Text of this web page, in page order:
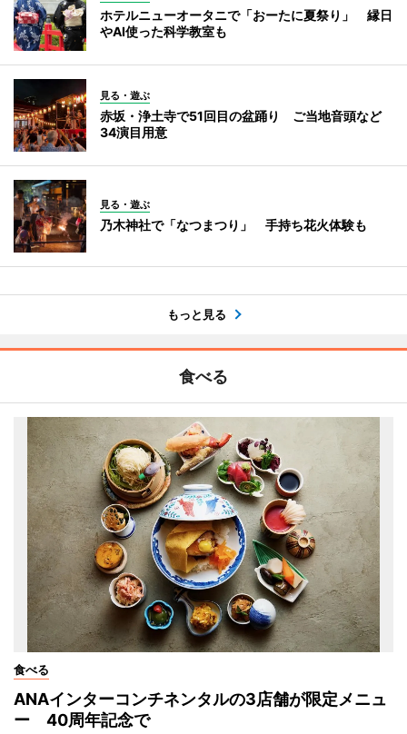
ホテルニューオータニで「おーたに夏祭り」 縁日
やAI使った科学教室も
見る・遊ぶ
赤坂・浄土寺で51回目の盆踊り ご当地音頭など
34演目用意
見る・遊ぶ
乃木神社で「なつまつり」 手持ち花火体験も
もっと見る
食べる
食べる
ANAインターコンチネンタルの3店舗が限定メニュ
ー 40周年記念で